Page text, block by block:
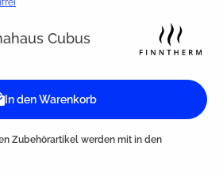
Cubus
In den Warenkorb
Zubehörartikel werden mit in den